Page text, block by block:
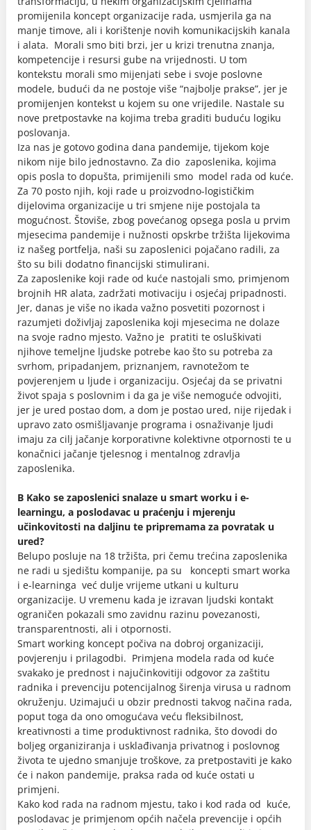
promijenila koncept organizacije rada, usmjerila ga na
manje timove, ali i korištenje novih komunikacijskih kanala
i alata. Morali smo biti brzi, jer u krizi trenutna znanja,
kompetencije i resursi gube na vrijednosti. U tom
kontekstu morali smo mijenjati sebe i svoje poslovne
modele, budući da ne postoje više “najbolje prakse”, jer je
promijenjen kontekst u kojem su one vrijedile. Nastale su
nove pretpostavke na kojima treba graditi buduću logiku
poslovanja.
Iza nas je gotovo godina dana pandemije, tijekom koje
nikom nije bilo jednostavno. Za dio zaposlenika, kojima
opis posla to dopušta, primijenili smo model rada od kuće.
Za 70 posto njih, koji rade u proizvodno-logističkim
dijelovima organizacije u tri smjene nije postojala ta
mogućnost. Štoviše, zbog povećanog opsega posla u prvim
mjesecima pandemije i nužnosti opskrbe tržišta lijekovima
iz našeg portfelja, naši su zaposlenici pojačano radili, za
što su bili dodatno financijski stimulirani.
Za zaposlenike koji rade od kuće nastojali smo, primjenom
brojnih HR alata, zadržati motivaciju i osjećaj pripadnosti.
Jer, danas je više no ikada važno posvetiti pozornost i
razumjeti doživljaj zaposlenika koji mjesecima ne dolaze
na svoje radno mjesto. Važno je pratiti te osluškivati
njihove temeljne ljudske potrebe kao što su potreba za
svrhom, pripadanjem, priznanjem, ravnotežom te
povjerenjem u ljude i organizaciju. Osjećaj da se privatni
život spaja s poslovnim i da ga je više nemoguće odvojiti,
jer je ured postao dom, a dom je postao ured, nije rijedak i
upravo zato osmišljavanje programa i osnaživanje ljudi
imaju za cilj jačanje korporativne kolektivne otpornosti te u
konačnici jačanje tjelesnog i mentalnog zdravlja
zaposlenika.
B Kako se zaposlenici snalaze u smart worku i e-
learningu, a poslodavac u praćenju i mjerenju
učinkovitosti na daljinu te pripremama za povratak u
ured?
Belupo posluje na 18 tržišta, pri čemu trećina zaposlenika
ne radi u sjedištu kompanije, pa su koncepti smart worka
i e-learninga već dulje vrijeme utkani u kulturu
organizacije. U vremenu kada je izravan ljudski kontakt
ograničen pokazali smo zavidnu razinu povezanosti,
transparentnosti, ali i otpornosti.
Smart working koncept počiva na dobroj organizaciji,
povjerenju i prilagodbi. Primjena modela rada od kuće
svakako je prednost i najučinkovitiji odgovor za zaštitu
radnika i prevenciju potencijalnog širenja virusa u radnom
okruženju. Uzimajući u obzir prednosti takvog načina rada,
poput toga da ono omogućava veću fleksibilnost,
kreativnosti a time produktivnost radnika, što dovodi do
boljeg organiziranja i usklađivanja privatnog i poslovnog
života te ujedno smanjuje troškove, za pretpostaviti je kako
će i nakon pandemije, praksa rada od kuće ostati u
primjeni.
Kako kod rada na radnom mjestu, tako i kod rada od kuće,
poslodavac je primjenom općih načela prevencije i općih